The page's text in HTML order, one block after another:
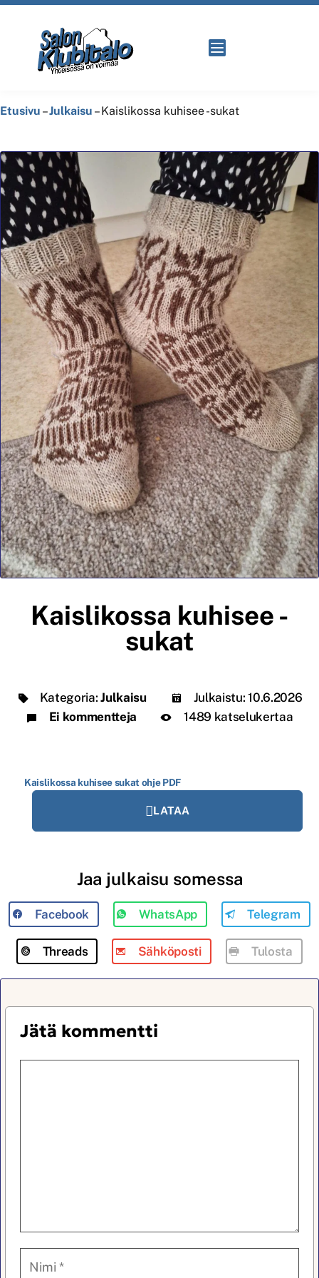
Etusivu –Julkaisu –Kaislikossa kuhisee -sukat
Kaislikossa kuhisee -
sukat
Kategoria: Julkaisu Julkaistu: 10.6.2026
Ei kommentteja
1489 katselukertaa
Kaislikossa kuhisee sukat ohje PDF
LATAA
Jaa julkaisu somessa
Facebook WhatsApp Telegram
Threads Sähköposti Tulosta
Jätä kommentti